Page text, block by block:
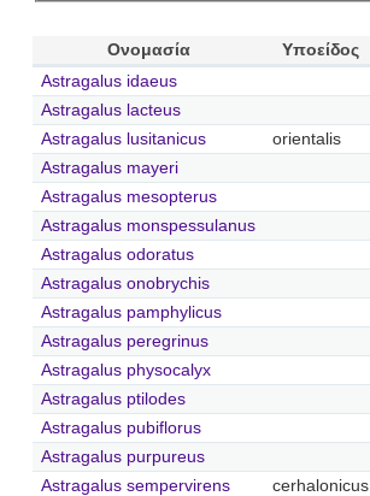
Ονομασία Υποείδος
Astragalus idaeus
Astragalus lacteus
Astragalus lusitanicus
orientalis
Astragalus mayeri
Astragalus mesopterus
Astragalus monspessulanus
Astragalus odoratus
Astragalus onobrychis
Astragalus pamphylicus
Astragalus peregrinus
Astragalus physocalyx
Astragalus ptilodes
Astragalus pubiflorus
Astragalus purpureus
Astragalus sempervirens
cerhalonicus